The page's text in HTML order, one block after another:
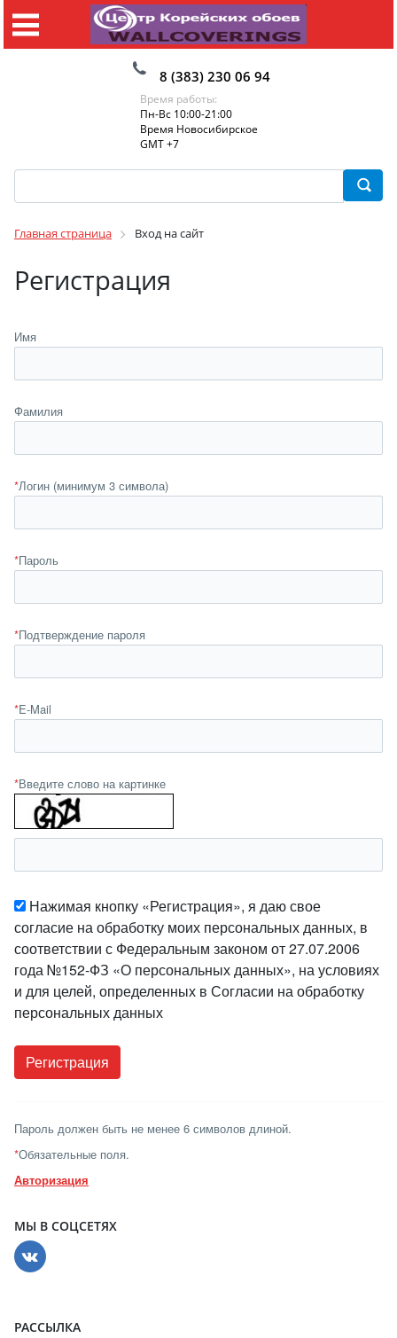
8 (383) 230 06 94
Время работы:
Пн-Вс 10:00-21:00
Время Новосибирское
GMT +7
Главная страница Вход на сайт
Регистрация
Имя
Фамилия
*Логин (минимум 3 символа)
*Пароль
*Подтверждение пароля
*E-Mail
*Введите слово на картинке
Нажимая кнопку «Регистрация», я даю свое
согласие на обработку моих персональных данных, в
соответствии с Федеральным законом от 27.07.2006
года №152-ФЗ «О персональных данных», на условиях
и для целей, определенных в Согласии на обработку
персональных данных
Пароль должен быть не менее 6 символов длиной.
*Обязательные поля.
Авторизация
МЫ В СОЦСЕТЯХ
РАССЫЛКА